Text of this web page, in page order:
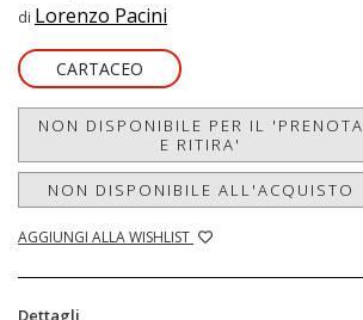
di Lorenzo Pacini
CARTACEO
NON DISPONIBILE PER IL 'PRENOTA
E RITIRA'
NON DISPONIBILE ALL'ACQUISTO
AGGIUNGI ALLA WISHLIST
Dettagli